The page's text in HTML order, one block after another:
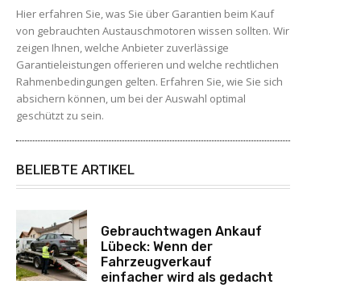
Hier erfahren Sie, was Sie über Garantien beim Kauf
von gebrauchten Austauschmotoren wissen sollten. Wir
zeigen Ihnen, welche Anbieter zuverlässige
Garantieleistungen offerieren und welche rechtlichen
Rahmenbedingungen gelten. Erfahren Sie, wie Sie sich
absichern können, um bei der Auswahl optimal
geschützt zu sein.
BELIEBTE ARTIKEL
Gebrauchtwagen Ankauf
Lübeck: Wenn der
Fahrzeugverkauf
einfacher wird als gedacht